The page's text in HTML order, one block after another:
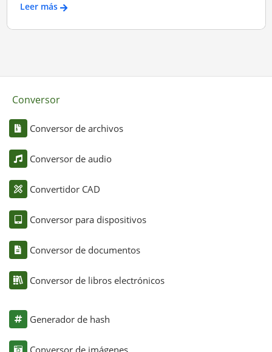
Leer más
Conversor
Conversor de archivos
Conversor de audio
Convertidor CAD
Conversor para dispositivos
Conversor de documentos
Conversor de libros electrónicos
Generador de hash
Conversor de imágenes